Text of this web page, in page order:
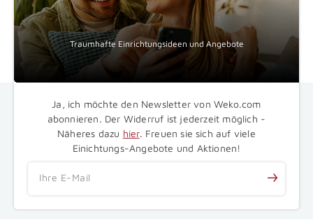
Traumhafte Einrichtungsideen und Angebote
Ja, ich möchte den Newsletter von Weko.com
abonnieren. Der Widerruf ist jederzeit möglich -
Näheres dazu hier. Freuen sie sich auf viele
Einichtungs-Angebote und Aktionen!
Ihre E-Mail